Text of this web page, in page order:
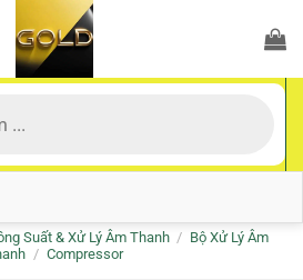
Suất & Xử Lý Âm Thanh / Bộ Xử Lý Âm
/ Compressor